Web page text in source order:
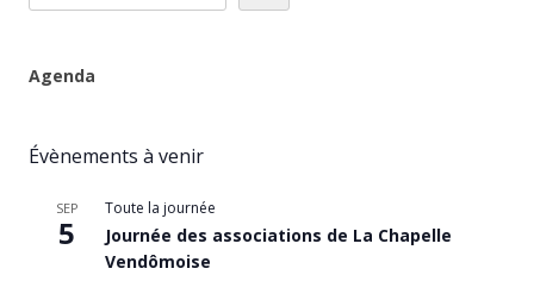
Agenda
Évènements à venir
SEP
5
Toute la journée
Journée des associations de La Chapelle
Vendômoise